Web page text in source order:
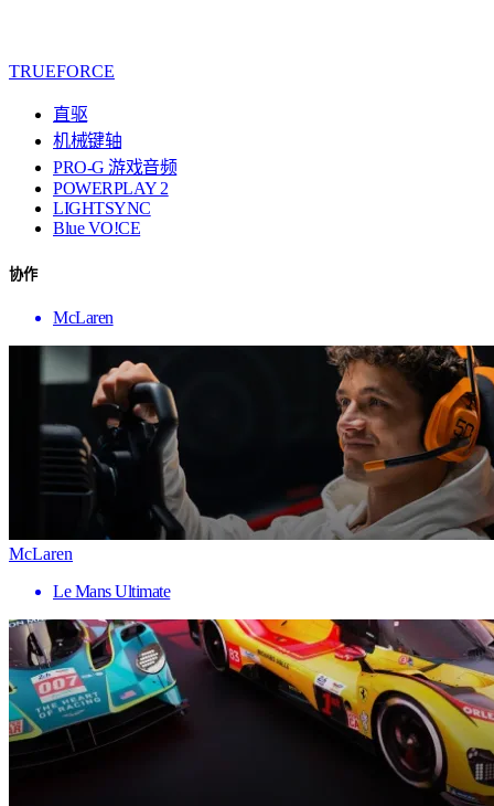
TRUEFORCE
直驱
机械键轴
PRO-G 游戏音频
POWERPLAY 2
LIGHTSYNC
Blue VO!CE
协作
McLaren
McLaren
Le Mans Ultimate